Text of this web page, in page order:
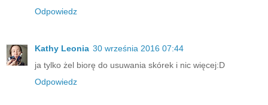
Odpowiedz
Kathy Leonia 30 września 2016 07:44
ja tylko żel biorę do usuwania skórek i nic więcej:D
Odpowiedz